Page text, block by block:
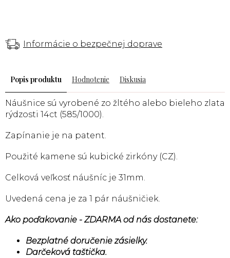
Informácie o bezpečnej doprave
Popis Hodnotenie Diskusia
Náušnice sú vyrobené zo žltého alebo bieleho zlata
rýdzosti 14ct (585/1000).
Zapínanie je na patent.
Použité kamene sú kubické zirkóny (CZ).
Celková veľkosť náušníc je 31mm.
Uvedená cena je za 1 pár náušničiek.
Ako poďakovanie - ZDARMA od nás dostanete:
Bezplatné doručenie zásielky.
Darčeková taštička.